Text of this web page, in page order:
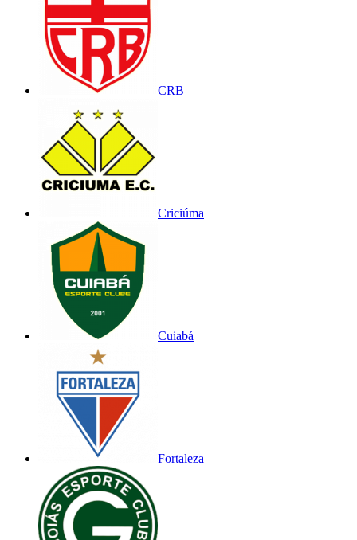
CRB
Criciúma
Cuiabá
Fortaleza